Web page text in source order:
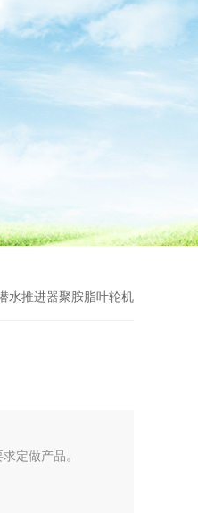
水推进器聚胺脂叶轮机
定做产品。